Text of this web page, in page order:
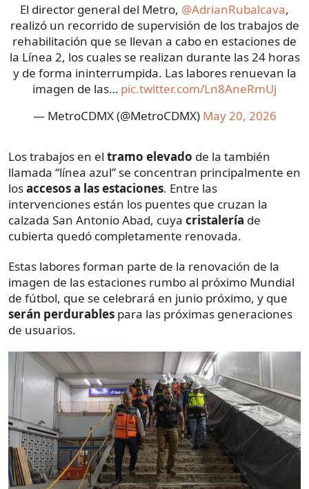
El director general del Metro, @AdrianRubalcava,
realizó un recorrido de supervisión de los trabajos de
rehabilitación que se llevan a cabo en estaciones de
la Línea 2, los cuales se realizan durante las 24 horas
y de forma ininterrumpida. Las labores renuevan la
imagen de las… pic.twitter.com/Ln8AneRmUj
— MetroCDMX (@MetroCDMX) May 20, 2026
Los trabajos en el tramo elevado de la también
llamada “línea azul” se concentran principalmente en
losaccesos a las estaciones. Entre las
intervenciones están los puentes que cruzan la
calzada San Antonio Abad, cuya cristalería de
cubierta quedó completamente renovada.
Estas labores forman parte de la renovación de la
imagen de las estaciones rumbo al próximo Mundial
de fútbol, que se celebrará en junio próximo, y que
serán perdurables para las próximas generaciones
de usuarios.